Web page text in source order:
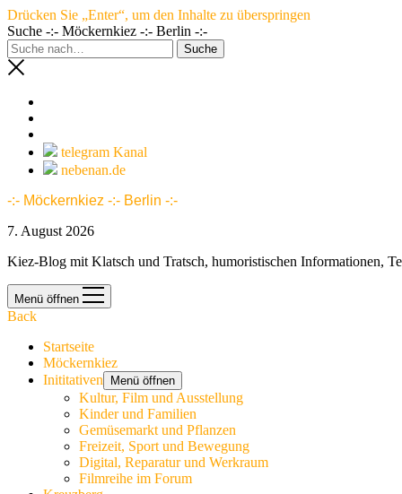
Drücken Sie „Enter“, um den Inhalte zu überspringen
Suche -:- Möckernkiez -:- Berlin -:-
telegram Kanal
nebenan.de
-:- Möckernkiez -:- Berlin -:-
7. August 2026
Kiez-Blog mit Klatsch und Tratsch, humoristischen Informationen,
Menü öffnen
Back
Startseite
Möckernkiez
Inititativen
Menü öffnen
Kultur, Film und Ausstellung
Kinder und Familien
Gemüsemarkt und Pflanzen
Freizeit, Sport und Bewegung
Digital, Reparatur und Werkraum
Filmreihe im Forum